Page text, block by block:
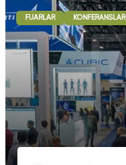
FUARLAR KONFERANSLAR